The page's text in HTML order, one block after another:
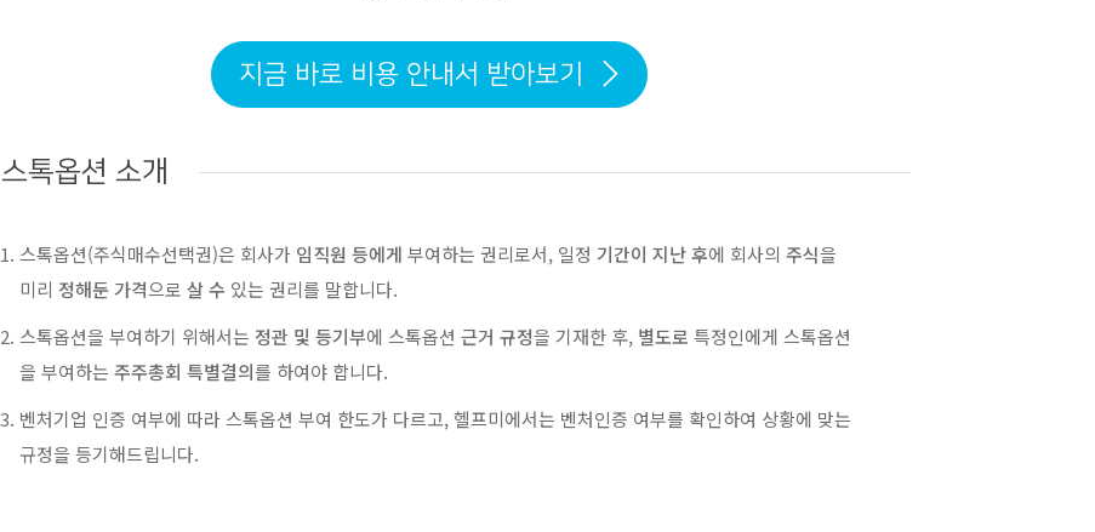
지금 바로 비용 안내서 받아보기
스톡옵션 소개
스톡옵션(주식매수선택권)은 회사가 임직원 등에게 부여하는 권리로서, 일정 기간이 지난 후에 회사의 주식을
미리 정해둔 가격으로 살 수 있는 권리를 말합니다.
스톡옵션을 부여하기 위해서는 정관 및 등기부에 스톡옵션 근거 규정을 기재한 후, 별도로 특정인에게 스톡옵션
을 부여하는 주주총회 특별결의를 하여야 합니다.
벤처기업 인증 여부에 따라 스톡옵션 부여 한도가 다르고, 헬프미에서는 벤처인증 여부를 확인하여 상황에 맞는
규정을 등기해드립니다.